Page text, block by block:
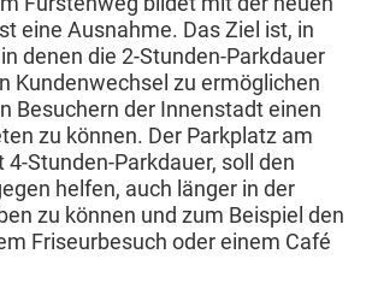
eine Ausnahme. Das Ziel ist, in
denen die 2-Stunden-Parkdauer
Kundenwechsel zu ermöglichen
Besuchern der Innenstadt einen
zu können. Der Parkplatz am
Stunden-Parkdauer, soll den
helfen, auch länger in der
zu können und zum Beispiel den
Friseurbesuch oder einem Café